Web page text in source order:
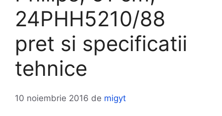
24PHH5210/88
pret si specificatii
tehnice
10 noiembrie 2016 de migyt